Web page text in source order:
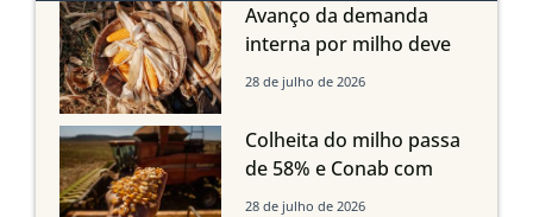
Avanço da demanda
interna por milho deve
compensar aumento da
em Mato Grosso, aponta
Imea
28 de julho de 2026
Colheita do milho passa
de 58% e Conab com
boas produtividades em
28 de julho de 2026